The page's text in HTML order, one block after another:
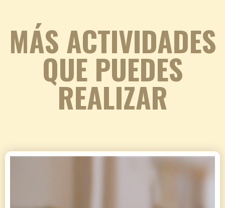
MÁS ACTIVIDADES
QUE PUEDES
REALIZAR